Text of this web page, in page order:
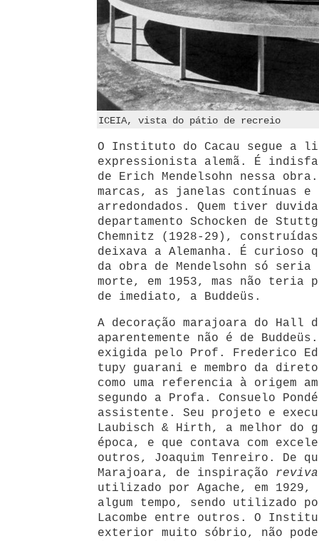
ICEIA, vista do pátio de recreio
O Instituto do Cacau segue a
expressionista alemã. É
de Erich Mendelsohn nessa
marcas, as janelas contínuas e
arredondados. Quem tiver
departamento Schocken de
Chemnitz (1928-29), construídas
deixava a Alemanha. É curioso
da obra de Mendelsohn só
morte, em 1953, mas não teria
de imediato, a Buddeüs.
A decoração marajoara do Hall
aparentemente não é de
exigida pelo Prof. Frederico
tupy guarani e membro da
como uma referencia à origem
segundo a Profa. Consuelo
assistente. Seu projeto e
Laubisch & Hirth, a melhor do
época, e que contava com
outros, Joaquim Tenreiro. De
Marajoara, de inspiração
utilizado por Agache, em 1929,
algum tempo, sendo utilizado
Lacombe entre outros. O
exterior muito sóbrio, não